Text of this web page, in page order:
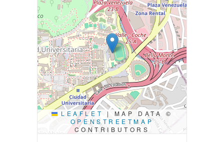
LEAFLET |
MAP DATA ©
OPENSTREETMAP
CONTRIBUTORS